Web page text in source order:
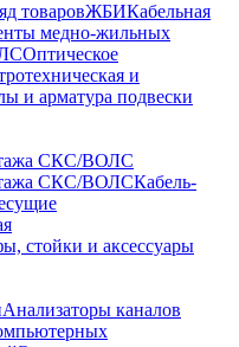
товаровЖБИКабельная
медно-жильных
Оптическое
и
и арматура подвески
СКС/ВОЛС
СКС/ВОЛСКабель-
стойки и аксессуары
Анализаторы каналов